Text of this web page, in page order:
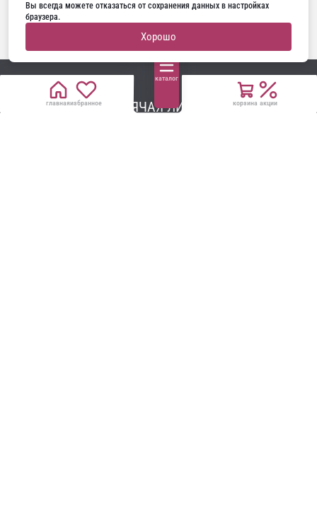
главнаяизбранное
каталог
корзина акции
ГОРЯЧАЯ ЛИНИЯ
Вы всегда можете отказаться от сохранения данных в настройках
браузера.
Хорошо